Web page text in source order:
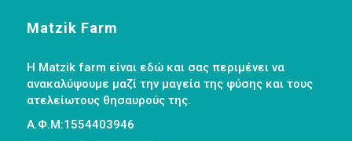
Matzik Farm
Η Matzik farm είναι εδώ και σας περιμένει να
ανακαλύψουμε μαζί την μαγεία της φύσης και τους
ατελείωτους θησαυρούς της.
Α.Φ.Μ:1554403946